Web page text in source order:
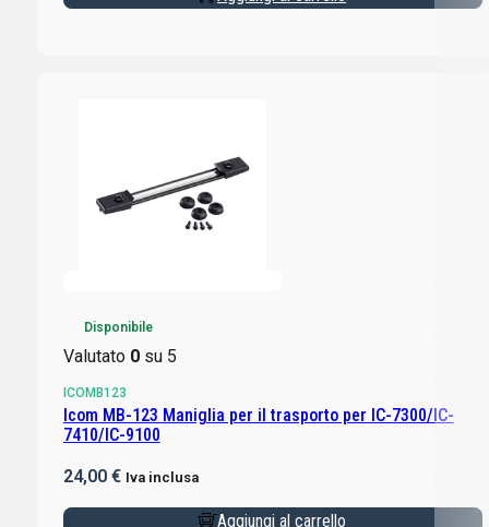
Disponibile
Valutato 0su 5
ICOMB123
Icom MB-123 Maniglia per il trasporto per IC-7300/IC-
7410/IC-9100
24,00 € Iva inclusa
Aggiungi al carrello